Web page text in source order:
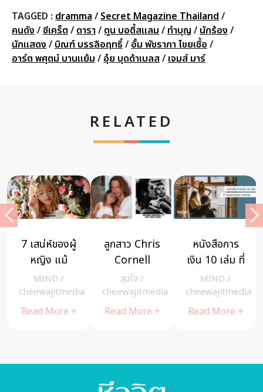
TAGGED : dramma / Secret Magazine Thailand /
คนดัง /ซีเคร็ต / ดารา / ตูน บอดี้สแลม / ทำบุญ / นักร้อง /
นักแสดง / บิณฑ์ บรรลือฤทธิ์ / อั้ม พัชราภา ไชยเชื้อ /
อาร์ต พศุตม์ บานแย้ม / อุ๋ย บุดด้าเบลส/ เจมส์ มาร์
RELATED
7 เสน่ห์ของผู้
หญิง แม้
หน้าตา
ธรรมดาแต่
ดึงดูดสายตา
MIND /
cheewajitmedia
Read More +
ลูกสาว Chris
Cornell
บริจาคเงินจาก
การจำหน่าย
เพลงคัฟเวอร์
สุขใจ /
cheewajitmedia
Read More +
หนังสือการ
เงิน 10 เล่ม ที่
คน “อยาก
รวย” เขาอ่าน
กัน!
MIND /
cheewajitmedia
Read More +